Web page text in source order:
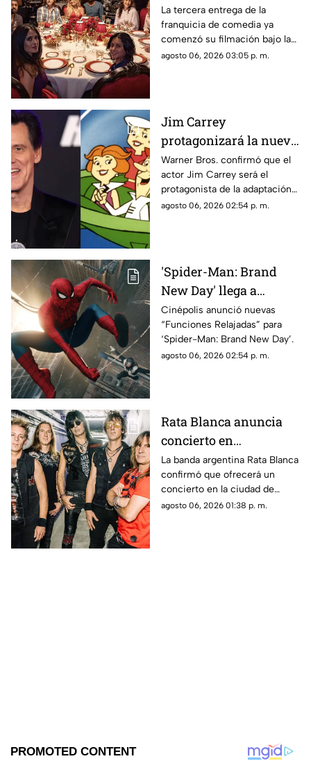
de 'Son Como Niños 3';
vuelve elenco original
La tercera entrega de la
franquicia de comedia ya
comenzó su filmación bajo la
producción de Netflix.
agosto 06, 2026 03:05 p. m.
Jim Carrey
protagonizará la nueva
película live-action de
'Los Supersónicos'
Warner Bros. confirmó que el
actor Jim Carrey será el
protagonista de la adaptación
en acción real de “Los
agosto 06, 2026 02:54 p. m.
'Spider-Man: Brand
New Day' llega a
Chihuahua con
funciones adaptadas
para personas
neurodivergentes
Cinépolis anunció nuevas
“Funciones Relajadas” para
‘Spider-Man: Brand New Day’.
agosto 06, 2026 02:54 p. m.
Rata Blanca anuncia
concierto en
Chihuahua capital:
confirman fecha
La banda argentina Rata Blanca
confirmó que ofrecerá un
concierto en la ciudad de
Chihuahua como parte de su
agosto 06, 2026 01:38 p. m.